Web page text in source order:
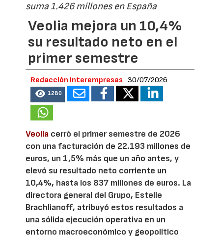
suma 1.426 millones en España
Veolia mejora un 10,4%
su resultado neto en el
primer semestre
Redacción Interempresas 30/07/2026
1280
Veolia cerró el primer semestre de 2026
con una facturación de 22.193 millones de
euros, un 1,5% más que un año antes, y
elevó su resultado neto corriente un
10,4%, hasta los 837 millones de euros. La
directora general del Grupo, Estelle
Brachlianoff, atribuyó estos resultados a
una sólida ejecución operativa en un
entorno macroeconómico y geopolítico